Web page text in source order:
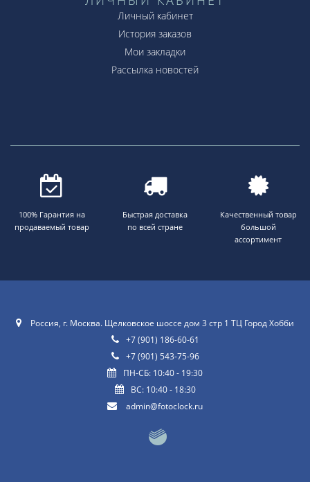
Личный кабинет
История заказов
Мои закладки
Рассылка новостей
100% Гарантия на
продаваемый товар
Быстрая доставка
по всей стране
Качественный товар
большой
ассортимент
Россия, г. Москва. Щелковское шоссе дом 3 стр 1 ТЦ Город Хобби
+7 (901) 186-60-61
+7 (901) 543-75-96
ПН-СБ: 10:40 - 19:30
ВС: 10:40 - 18:30
admin@fotoclock.ru